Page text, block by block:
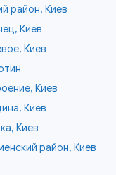
район, Киев
Киев
Киев
Киев
Киев
Киев
район, Киев